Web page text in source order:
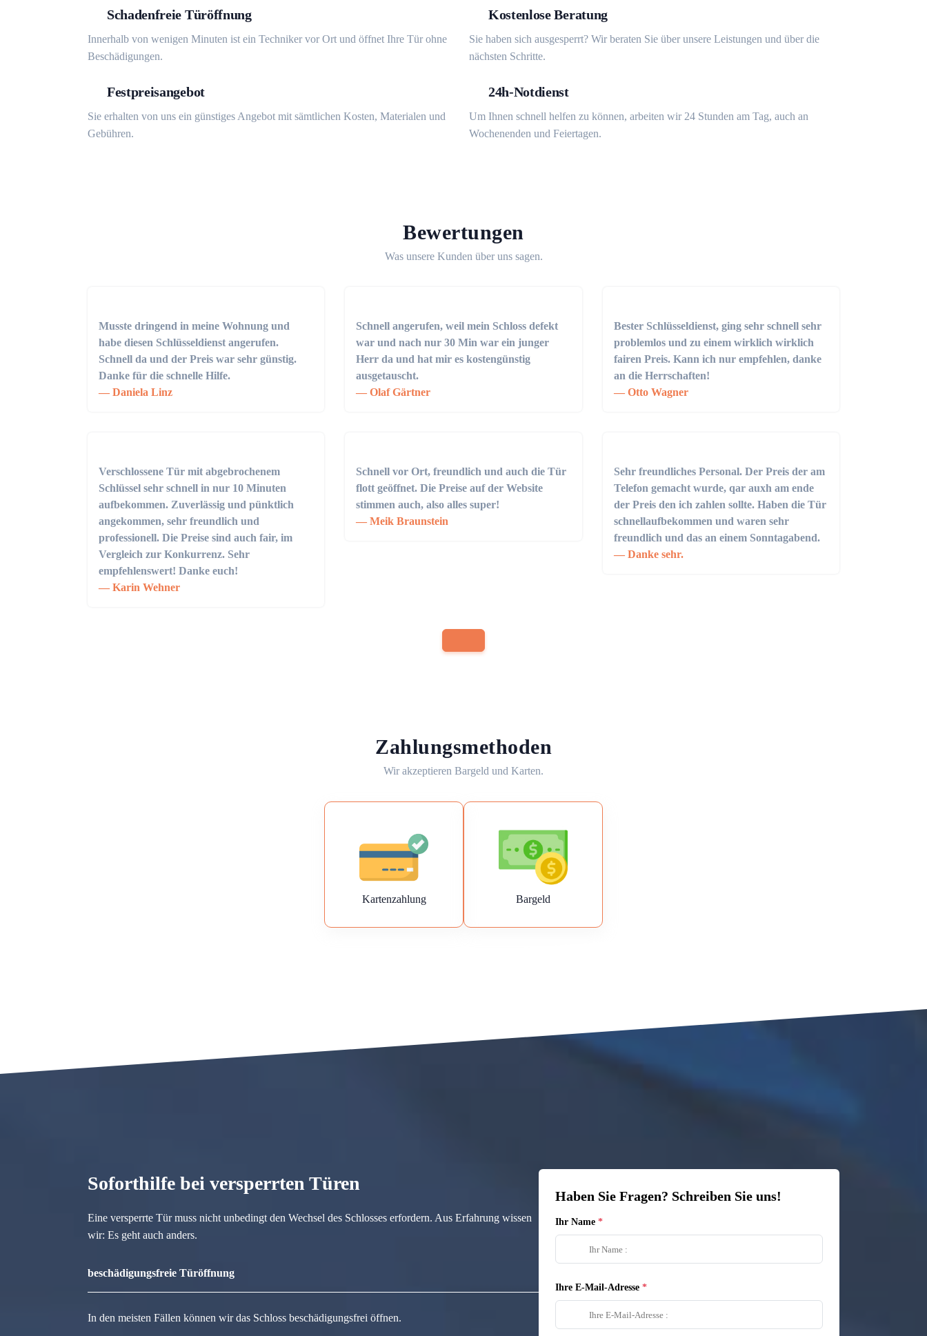
Schadenfreie Türöffnung
Innerhalb von wenigen Minuten ist ein Techniker vor Ort und öffnet Ihre Tür ohne
Beschädigungen.
Kostenlose Beratung
Sie haben sich ausgesperrt? Wir beraten Sie über unsere Leistungen und über die
nächsten Schritte.
Festpreisangebot
Sie erhalten von uns ein günstiges Angebot mit sämtlichen Kosten, Materialen und
Gebühren.
24h-Notdienst
Um Ihnen schnell helfen zu können, arbeiten wir 24 Stunden am Tag, auch an
Wochenenden und Feiertagen.
Bewertungen
Was unsere Kunden über uns sagen.
Musste dringend in meine Wohnung und
habe diesen Schlüsseldienst angerufen.
Schnell da und der Preis war sehr günstig.
Danke für die schnelle Hilfe.
Daniela Linz
Schnell angerufen, weil mein Schloss defekt
war und nach nur 30 Min war ein junger
Herr da und hat mir es kostengünstig
ausgetauscht.
Olaf Gärtner
Bester Schlüsseldienst, ging sehr schnell sehr
problemlos und zu einem wirklich wirklich
fairen Preis. Kann ich nur empfehlen, danke
an die Herrschaften!
Otto Wagner
Verschlossene Tür mit abgebrochenem
Schlüssel sehr schnell in nur 10 Minuten
aufbekommen. Zuverlässig und pünktlich
angekommen, sehr freundlich und
professionell. Die Preise sind auch fair, im
Vergleich zur Konkurrenz. Sehr
empfehlenswert! Danke euch!
Karin Wehner
Schnell vor Ort, freundlich und auch die Tür
flott geöffnet. Die Preise auf der Website
stimmen auch, also alles super!
Meik Braunstein
Sehr freundliches Personal. Der Preis der am
Telefon gemacht wurde, qar auxh am ende
der Preis den ich zahlen sollte. Haben die Tür
schnellaufbekommen und waren sehr
freundlich und das an einem Sonntagabend.
Danke sehr.
Zahlungsmethoden
Wir akzeptieren Bargeld und Karten.
Kartenzahlung Bargeld
Soforthilfe bei versperrten Türen
Eine versperrte Tür muss nicht unbedingt den Wechsel des Schlosses erfordern. Aus Erfahrung wissen
wir: Es geht auch anders.
beschädigungsfreie Türöffnung
In den meisten Fällen können wir das Schloss beschädigungsfrei öffnen.
Haben Sie Fragen? Schreiben Sie uns!
Ihr Name
Ihre E-Mail-Adresse